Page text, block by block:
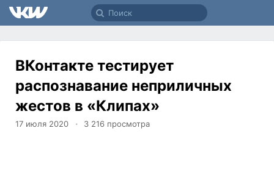
ВКонтакте тестирует
распознавание неприличных
жестов в «Клипах»
17 июля 2020 3 216 просмотра